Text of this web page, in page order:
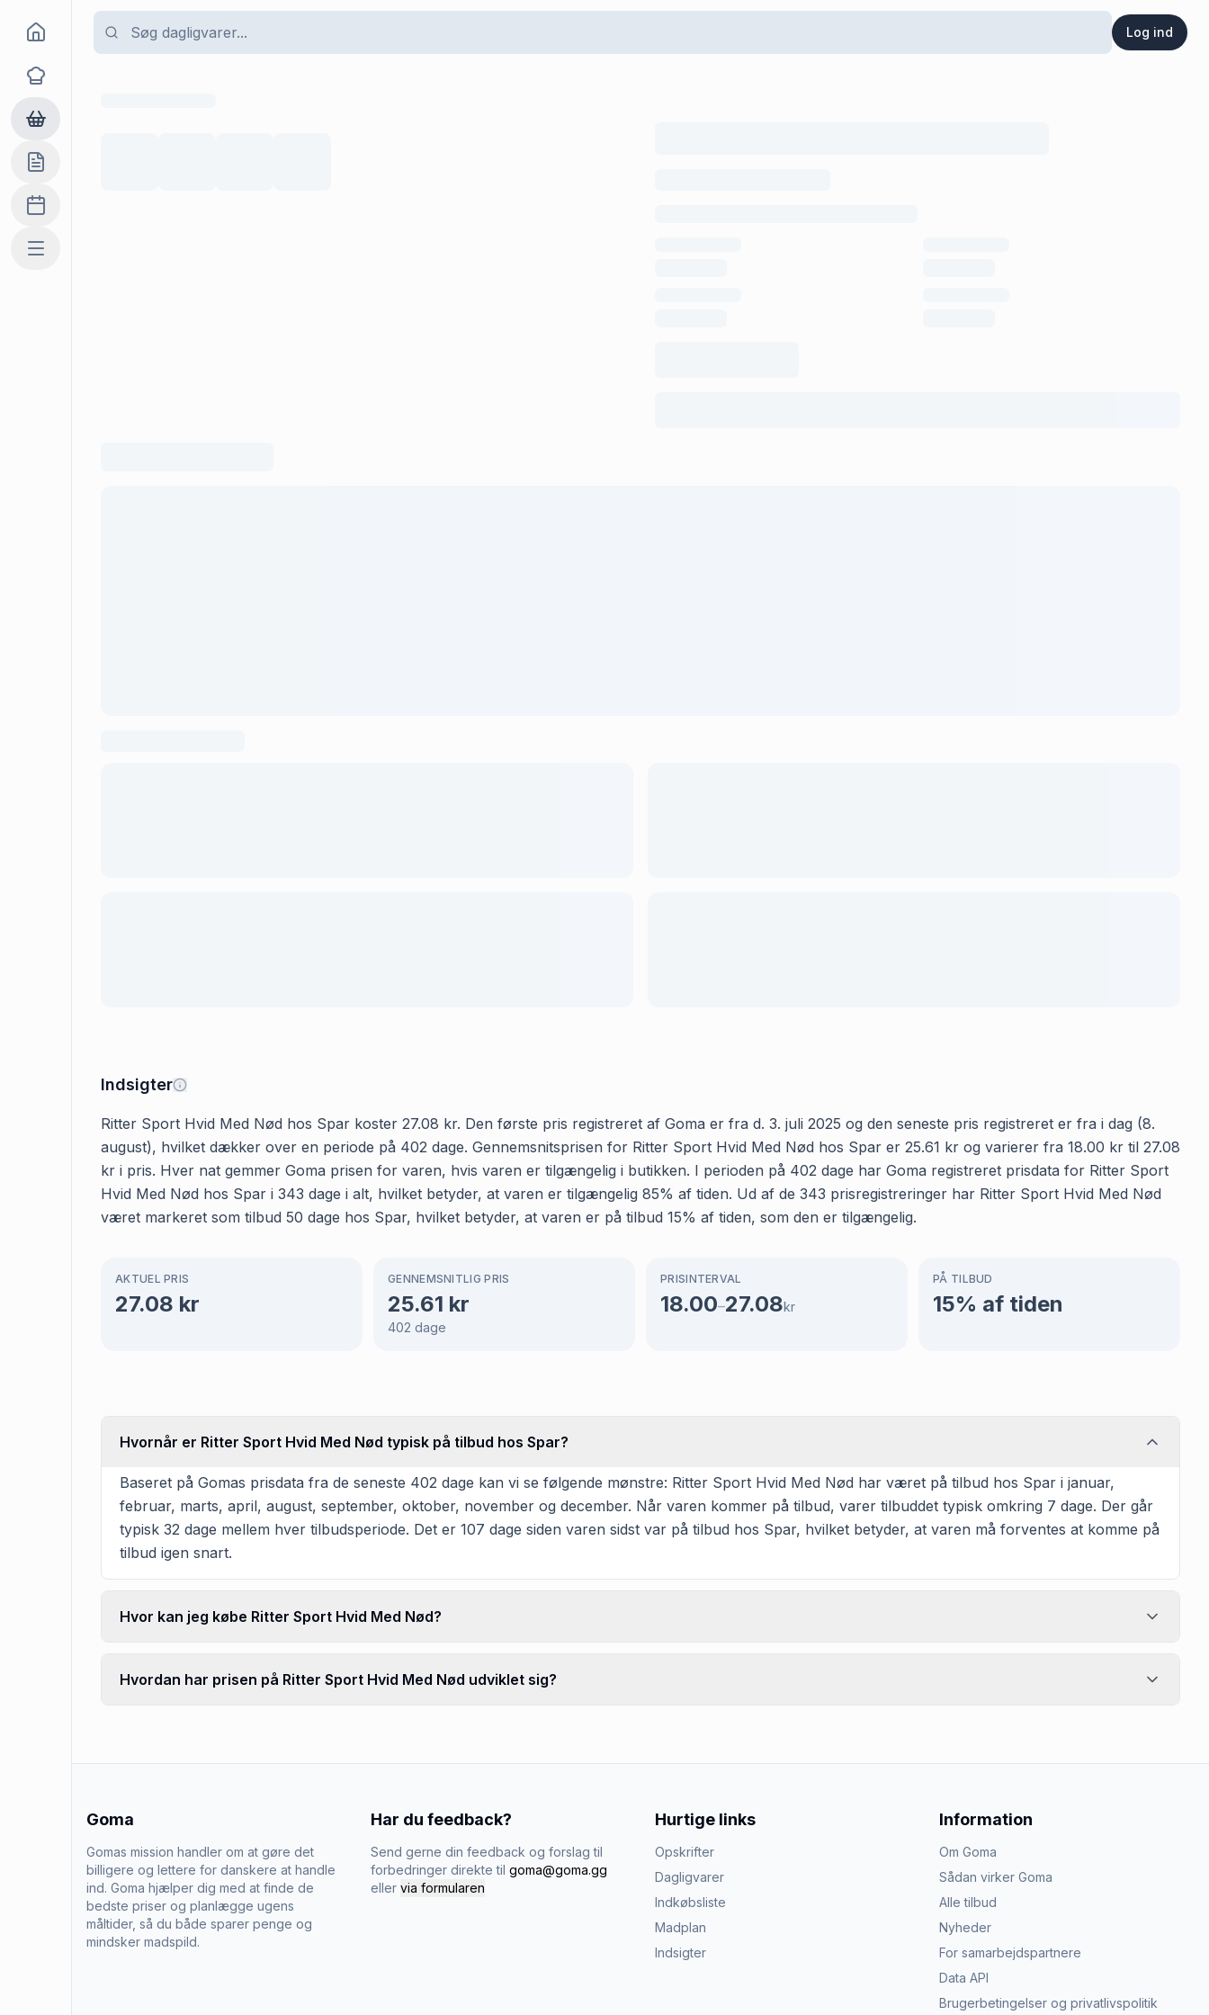
Log ind
Goma
Opskrifter
Dagligvarer
Indkøbslisten
Madplan
Mere
Indsigter
Ritter Sport Hvid Med Nød hos Spar koster 27.08 kr. Den første pris registreret af Goma er fra d. 3. juli 2025 og den seneste pris registreret er fra i dag (8.
august), hvilket dækker over en periode på 402 dage. Gennemsnitsprisen for Ritter Sport Hvid Med Nød hos Spar er 25.61 kr og varierer fra 18.00 kr til 27.08
kr i pris. Hver nat gemmer Goma prisen for varen, hvis varen er tilgængelig i butikken. I perioden på 402 dage har Goma registreret prisdata for Ritter Sport
Hvid Med Nød hos Spar i 343 dage i alt, hvilket betyder, at varen er tilgængelig 85% af tiden. Ud af de 343 prisregistreringer har Ritter Sport Hvid Med Nød
været markeret som tilbud 50 dage hos Spar, hvilket betyder, at varen er på tilbud 15% af tiden, som den er tilgængelig.
AKTUEL PRIS
27.08 kr
GENNEMSNITLIG PRIS
25.61 kr
402 dage
PRISINTERVAL
18.00–27.08kr
PÅ TILBUD
15% af tiden
Hvornår er Ritter Sport Hvid Med Nød typisk på tilbud hos Spar?
Baseret på Gomas prisdata fra de seneste 402 dage kan vi se følgende mønstre: Ritter Sport Hvid Med Nød har været på tilbud hos Spar i januar,
februar, marts, april, august, september, oktober, november og december. Når varen kommer på tilbud, varer tilbuddet typisk omkring 7 dage. Der går
typisk 32 dage mellem hver tilbudsperiode. Det er 107 dage siden varen sidst var på tilbud hos Spar, hvilket betyder, at varen må forventes at komme på
tilbud igen snart.
Hvor kan jeg købe Ritter Sport Hvid Med Nød?
Hvordan har prisen på Ritter Sport Hvid Med Nød udviklet sig?
Goma
Gomas mission handler om at gøre det
billigere og lettere for danskere at handle
ind. Goma hjælper dig med at finde de
bedste priser og planlægge ugens
måltider, så du både sparer penge og
mindsker madspild.
Har du feedback?
Send gerne din feedback og forslag til
forbedringer direkte til goma@goma.gg
eller via formularen
Hurtige links
Opskrifter
Dagligvarer
Indkøbsliste
Madplan
Indsigter
Information
Om Goma
Sådan virker Goma
Alle tilbud
Nyheder
For samarbejdspartnere
Data API
Brugerbetingelser og privatlivspolitik